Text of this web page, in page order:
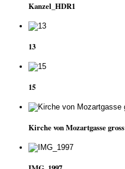
Kanzel_HDR1
13
15
Kirche von Mozartgasse gross